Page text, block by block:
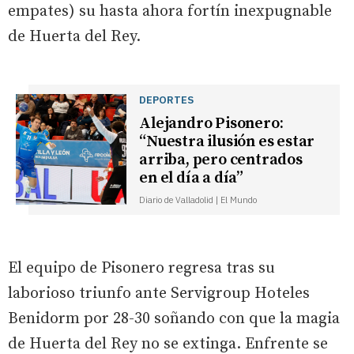
empates) su hasta ahora fortín inexpugnable
de Huerta del Rey.
DEPORTES
Alejandro Pisonero:
“Nuestra ilusión es estar
arriba, pero centrados
en el día a día”
Diario de Valladolid | El Mundo
El equipo de Pisonero regresa tras su
laborioso triunfo ante Servigroup Hoteles
Benidorm por 28-30 soñando con que la magia
de Huerta del Rey no se extinga. Enfrente se